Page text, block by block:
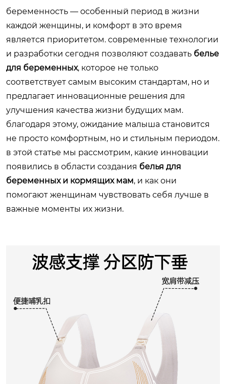
беременность — особенный период в жизни
каждой женщины, и комфорт в это время
является приоритетом. современные технологии
и разработки сегодня позволяют создавать белье
для беременных, которое не только
соответствует самым высоким стандартам, но и
предлагает инновационные решения для
улучшения качества жизни будущих мам.
благодаря этому, ожидание малыша становится
не просто комфортным, но и стильным периодом.
в этой статье мы рассмотрим, какие инновации
появились в области создания белья для
беременных и кормящих мам, и как они
помогают женщинам чувствовать себя лучше в
важные моменты их жизни.